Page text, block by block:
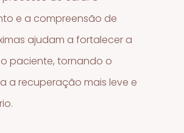
e a compreensão de
ajudam a fortalecer a
paciente, tornando o
a recuperação mais leve e